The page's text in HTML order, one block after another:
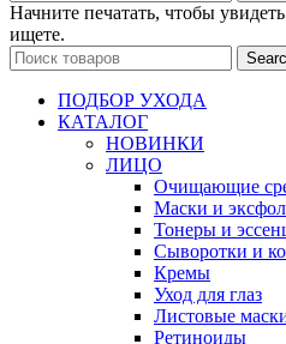
Начните печатать, чтобы
ищете.
ПОДБОР УХОДА
КАТАЛОГ
НОВИНКИ
ЛИЦО
Очищающие
Маски и
Тонеры и
Сыворотки и
Кремы
Уход для глаз
Листовые
Ретиноиды